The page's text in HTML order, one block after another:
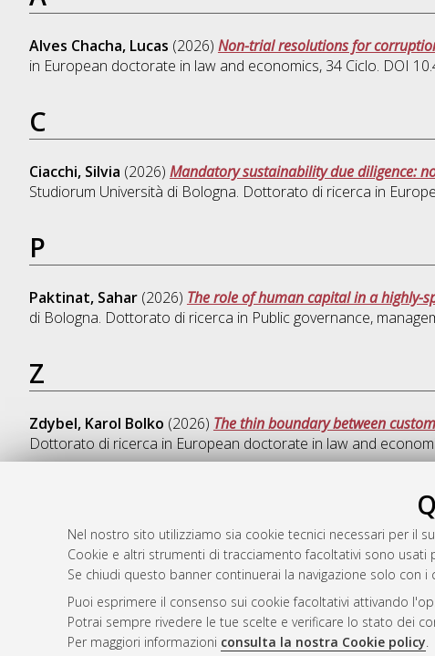
Nel nostro sito utilizziamo sia cookie tecnici necessari per il
Cookie e altri strumenti di tracciamento facoltativi sono
Se chiudi questo banner continuerai la navigazione solo con i
Puoi esprimere il consenso sui cookie facoltativi attivando
Potrai sempre rivedere le tue scelte e verificare lo stato dei
Per maggiori informazioni consulta la nostra Cookie policy.
Alves Chacha, Lucas (2026) Non-trial resolutions for
in European doctorate in law and economics, 34 Ciclo. DOI
C
Ciacchi, Silvia (2026) Mandatory sustainability due diligence:
Studiorum Università di Bologna. Dottorato di ricerca in
P
Paktinat, Sahar(2026) The role of human capital in a highly-
di Bologna. Dottorato di ricerca in Public governance,
Z
Zdybel, Karol Bolko (2026) The thin boundary between
Dottorato di ricerca in European doctorate in law and
Atom
Rss 1.0
Rss 2.0
AMS Dottorato
ISSN: 2038-
Servizio
Impostazioni
Informativa
Condizioni